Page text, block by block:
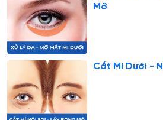
Mỡ
Cắt Mí Dưới -